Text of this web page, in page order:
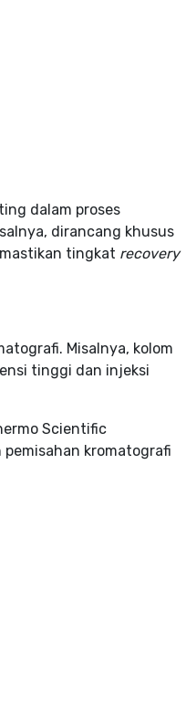
dalam proses
dirancang khusus
tingkat recovery
Misalnya, kolom
tinggi dan injeksi
Scientific
pemisahan kromatografi